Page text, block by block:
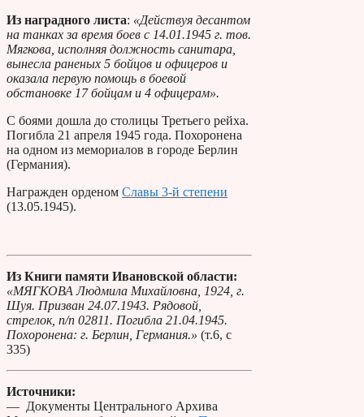
Из наградного листа: «Действуя десантом
на танках за время боев с 14.01.1945 г. тов.
Мягкова, исполняя должность санитара,
вынесла раненых 5 бойцов и офицеров и
оказала первую помощь в боевой
обстановке 17 бойцам и 4 офицерам».
С боями дошла до столицы Третьего рейха.
Погибла 21 апреля 1945 года. Похоронена
на одном из мемориалов в городе Берлин
(Германия).
Награжден орденом Славы 3-й степени
(13.05.1945).
Из Книги памяти Ивановской области:
«МЯГКОВА Людмила Михайловна, 1924, г.
Шуя. Призван 24.07.1943. Рядовой,
стрелок, п/п 02811. Погибла 21.04.1945.
Похоронена: г. Берлин, Германия.» (т.6, с
335)
Источники:
— Документы Центрального Архива